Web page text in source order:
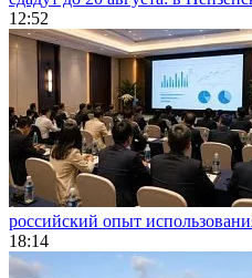
12:52
российский опыт
18:14